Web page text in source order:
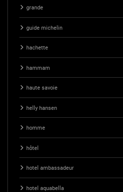
grande
guide michelin
hachette
hammam
haute savoie
helly hansen
homme
hôtel
hotel ambassadeur
hotel aquabella